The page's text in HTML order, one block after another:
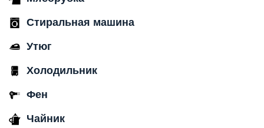
Стиральная машина
Утюг
Холодильник
Фен
Чайник